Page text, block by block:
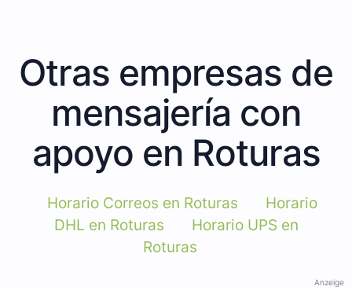
Otras empresas de
mensajería con
apoyo en Roturas
Horario Correos en Roturas
Horario
DHL en Roturas
Horario UPS en
Roturas
Anzeige